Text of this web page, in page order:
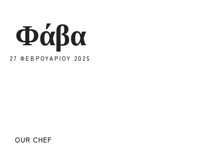
Φάβα
27 ΦΕΒΡΟΥΑΡΊΟΥ 2025
OUR CHEF